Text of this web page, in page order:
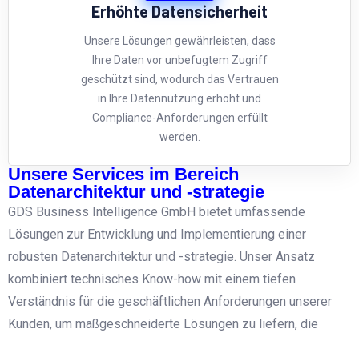
Erhöhte Datensicherheit
Unsere Lösungen gewährleisten, dass
Ihre Daten vor unbefugtem Zugriff
geschützt sind, wodurch das Vertrauen
in Ihre Datennutzung erhöht und
Compliance-Anforderungen erfüllt
werden.
Unsere Services im Bereich
Datenarchitektur und -strategie
GDS Business Intelligence GmbH bietet umfassende
Lösungen zur Entwicklung und Implementierung einer
robusten Datenarchitektur und -strategie. Unser Ansatz
kombiniert technisches Know-how mit einem tiefen
Verständnis für die geschäftlichen Anforderungen unserer
Kunden, um maßgeschneiderte Lösungen zu liefern, die